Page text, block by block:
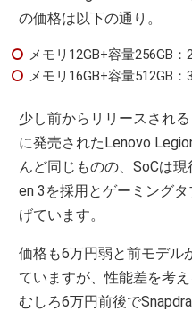
の価格は以下の通り。
メモリ12GB+容量256GB：
メモリ16GB+容量512GB：
少し前からリリースされ
に発売されたLenovo
んど同じものの、SoCは
en 3を採用とゲーミング
げています。
価格も6万円弱と前モデル
ていますが、性能差を考
むしろ6万円前後で